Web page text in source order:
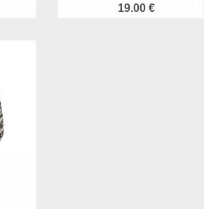
19.00 €